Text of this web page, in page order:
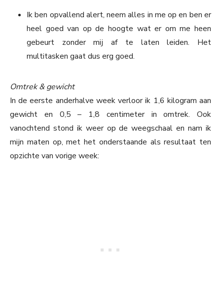
Ik ben opvallend alert, neem alles in me op en ben er
heel goed van op de hoogte wat er om me heen
gebeurt zonder mij af te laten leiden. Het
multitasken gaat dus erg goed.
Omtrek & gewicht
In de eerste anderhalve week verloor ik 1,6 kilogram aan
gewicht en 0,5 – 1,8 centimeter in omtrek. Ook
vanochtend stond ik weer op de weegschaal en nam ik
mijn maten op, met het onderstaande als resultaat ten
opzichte van vorige week: